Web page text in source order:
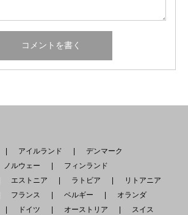
アイルランド
デンマーク
ノルウェー
フィンランド
エストニア ラトビア
リトアニア
フランス ベルギー
オランダ
ドイツ オーストリア
スイス